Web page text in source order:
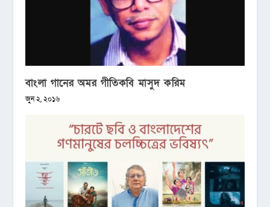
বাংলা গানের অমর গীতিকবি মাসুদ করিম
জুন ২, ২০১৬